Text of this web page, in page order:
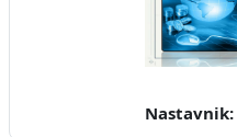
Nastavnik: